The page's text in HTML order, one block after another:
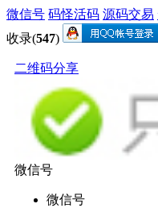
微信号 码怪活码 源码交易
收录(547)
二维码分享
微信号
微信号